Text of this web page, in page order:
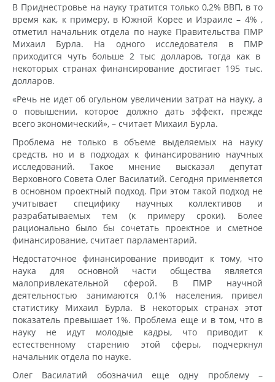
В Приднестровье на науку тратится только 0,2% ВВП, в то
время как, к примеру, в Южной Корее и Израиле – 4% ,
отметил начальник отдела по науке Правительства ПМР
Михаил Бурла. На одного исследователя в ПМР
приходится чуть больше 2 тыс долларов, тогда как в
некоторых странах финансирование достигает 195 тыс.
долларов.
«Речь не идет об огульном увеличении затрат на науку, а
о повышении, которое должно дать эффект, прежде
всего экономический», – считает Михаил Бурла.
Проблема не только в объеме выделяемых на науку
средств, но и в подходах к финансированию научных
исследований. Такое мнение высказал депутат
Верховного Совета Олег Василатий. Сегодня применяется
в основном проектный подход. При этом такой подход не
учитывает специфику научных коллективов и
разрабатываемых тем (к примеру сроки). Более
рационально было бы сочетать проектное и сметное
финансирование, считает парламентарий.
Недостаточное финансирование приводит к тому, что
наука для основной части общества является
малопривлекательной сферой. В ПМР научной
деятельностью занимаются 0,1% населения, привел
статистику Михаил Бурла. В некоторых странах этот
показатель превышает 1%. Проблема еще и в том, что в
науку не идут молодые кадры, что приводит к
естественному старению этой сферы, подчеркнул
начальник отдела по науке.
Олег Василатий обозначил еще одну проблему –